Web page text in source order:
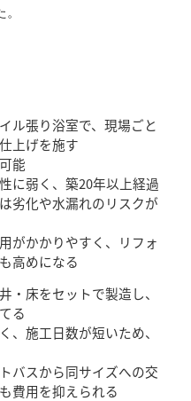
ル張り浴室で、現場ごと
上げを施す
能
に弱く、築20年以上経過
劣化や水漏れのリスクが
がかかりやすく、リフォ
高めになる
・床をセットで製造し、
る
、施工日数が短いため、
バスから同サイズへの交
費用を抑えられる